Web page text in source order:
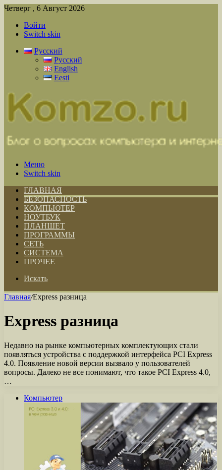
Четверг , 6 Август 2026
Войти
Switch skin
Русский
Русский
English
Eesti
Меню
Switch skin
ГЛАВНАЯ
БЕЗОПАСНОСТЬ
КОМПЬЮТЕР
НОУТБУК
ПЛАНШЕТ
ПРОГРАММЫ
СЕТЬ
СИСТЕМА
ПРОЧЕЕ
Искать
Главная/Express разница
Express разница
Недавно на рынке компьютерных комплектующих стали
появляться устройства с поддержкой интерфейса PCI Express
4.0. Появление новой версии вызвало у пользователей
вопросы. Далеко не все понимают, что такое PCI Express 4.0,
…
Компьютер